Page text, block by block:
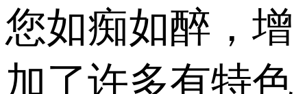
您如痴如醉，增
加了许多有特色